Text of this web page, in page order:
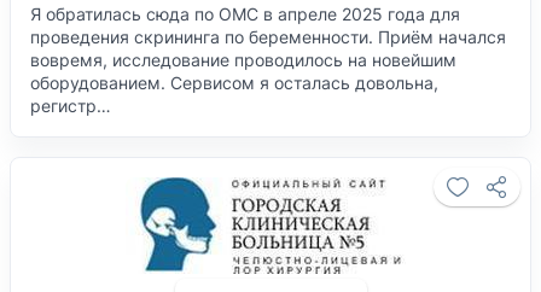
Я обратилась сюда по ОМС в апреле 2025 года для
проведения скрининга по беременности. Приём начался
вовремя, исследование проводилось на новейшим
оборудованием. Сервисом я осталась довольна,
регистр…